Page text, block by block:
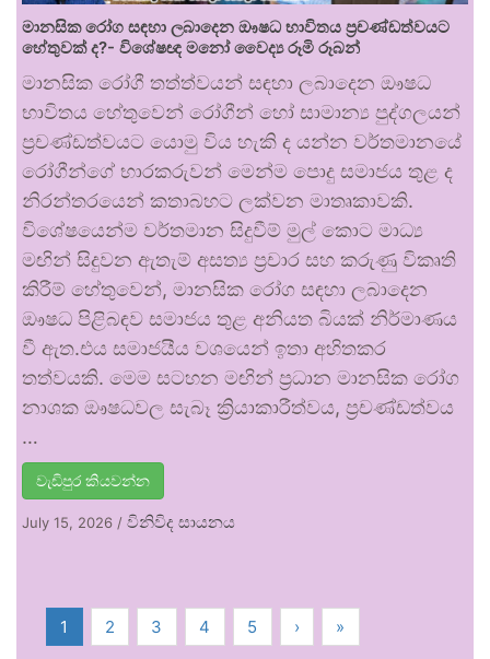
මානසික රෝග සඳහා ලබාදෙන ඖෂධ භාවිතය ප්‍රචණ්ඩත්වයට
හේතුවක් ද?- විශේෂඥ මනෝ වෛද්‍ය රූමි රූබන්
මානසික රෝගී තත්ත්වයන් සඳහා ලබාදෙන ඖෂධ
භාවිතය හේතුවෙන් රෝගීන් හෝ සාමාන්‍ය පුද්ගලයන්
ප්‍රචණ්ඩත්වයට යොමු විය හැකි ද යන්න වර්තමානයේ
රෝගීන්ගේ භාරකරුවන් මෙන්ම පොදු සමාජය තුළ ද
නිරන්තරයෙන් කතාබහට ලක්වන මාතෘකාවකි.
විශේෂයෙන්ම වර්තමාන සිදුවීම් මුල් කොට මාධ්‍ය
මඟින් සිදුවන ඇතැම් අසත්‍ය ප්‍රචාර සහ කරුණු විකෘති
කිරීම් හේතුවෙන්, මානසික රෝග සඳහා ලබාදෙන
ඖෂධ පිළිබඳව සමාජය තුළ අනියත බියක් නිර්මාණය
වී ඇත.එය සමාජයීය වශයෙන් ඉතා අහිතකර
තත්වයකි. මෙම සටහන මඟින් ප්‍රධාන මානසික රෝග
නාශක ඖෂධවල සැබෑ ක්‍රියාකාරීත්වය, ප්‍රචණ්ඩත්වය
…
වැඩිපුර කියවන්න
July 15, 2026 / විනිවිද සායනය
1 2 3 4 5 › »